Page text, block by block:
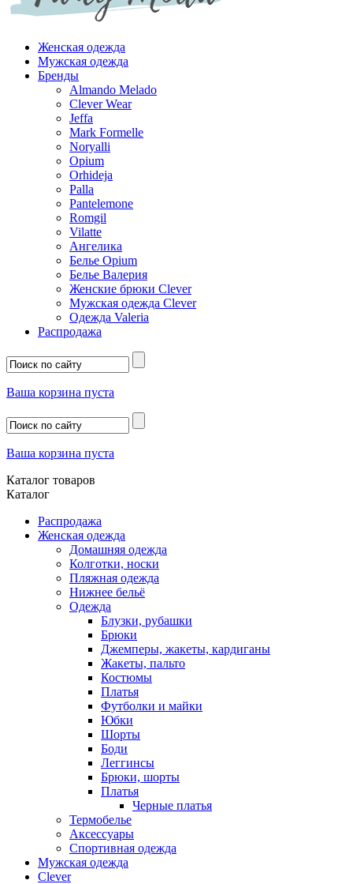
Женская одежда
Мужская одежда
Бренды
Almando Melado
Clever Wear
Jeffa
Mark Formelle
Noryalli
Opium
Orhideja
Palla
Pantelemone
Romgil
Vilatte
Ангелика
Белье Opium
Белье Валерия
Женские брюки Clever
Мужская одежда Clever
Одежда Valeria
Распродажа
Ваша корзина пуста
Ваша корзина пуста
Каталог товаров
Каталог
Распродажа
Женская одежда
Домашняя одежда
Колготки, носки
Пляжная одежда
Нижнее бельё
Одежда
Блузки, рубашки
Брюки
Джемперы, жакеты, кардиганы
Жакеты, пальто
Костюмы
Платья
Футболки и майки
Юбки
Шорты
Боди
Леггинсы
Брюки, шорты
Платья
Черные платья
Термобелье
Аксессуары
Спортивная одежда
Мужская одежда
Clever